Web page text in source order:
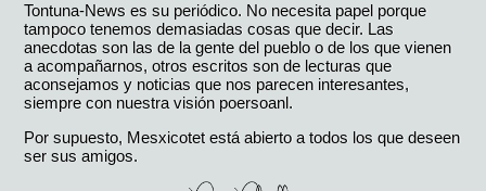
Tontuna-News es su periódico. No necesita papel porque
tampoco tenemos demasiadas cosas que decir. Las
anecdotas son las de la gente del pueblo o de los que vienen
a acompañarnos, otros escritos son de lecturas que
aconsejamos y noticias que nos parecen interesantes,
siempre con nuestra visión poersoanl.
Por supuesto, Mesxicotet está abierto a todos los que deseen
ser sus amigos.